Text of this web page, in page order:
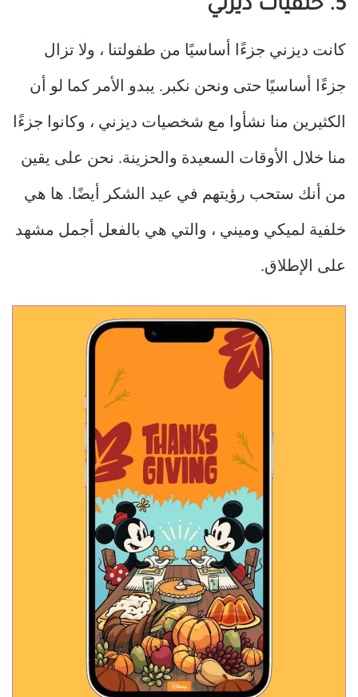
5. خلفيات ديزني
كانت ديزني جزءًا أساسيًا من طفولتنا ، ولا تزال
جزءًا أساسيًا حتى ونحن نكبر. يبدو الأمر كما لو أن
الكثيرين منا نشأوا مع شخصيات ديزني ، وكانوا جزءًا
منا خلال الأوقات السعيدة والحزينة. نحن على يقين
من أنك ستحب رؤيتهم في عيد الشكر أيضًا. ها هي
خلفية لميكي وميني ، والتي هي بالفعل أجمل مشهد
على الإطلاق.